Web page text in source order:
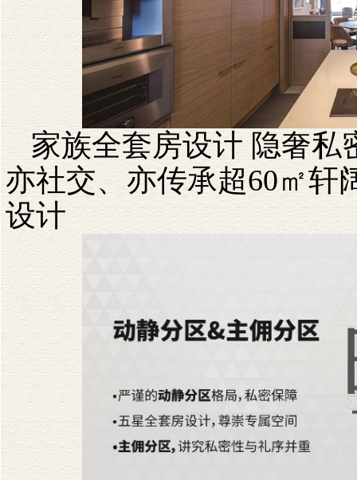
家族全套房设计 隐奢私
亦社交、亦传承超60㎡轩
设计